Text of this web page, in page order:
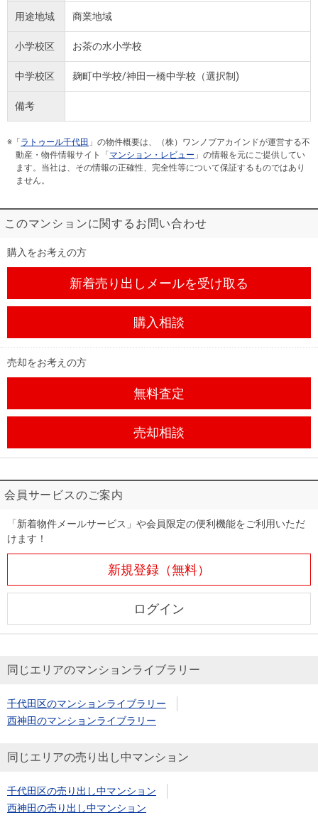
用途地域 商業地域
小学校区 お茶の水小学校
中学校区 麹町中学校/神田一橋中学校（選択制)
備考
※「 ラトゥール千代田 」の物件概要は、（株）ワンノブアカインドが運営する不
動産・物件情報サイト「 マンション・レビュー 」の情報を元にご提供してい
ます。当社は、その情報の正確性、完全性等について保証するものではあり
ません。
このマンションに関するお問い合わせ
購入をお考えの方
新着売り出しメールを受け取る
購入相談
売却をお考えの方
無料査定
売却相談
会員サービスのご案内
「新着物件メールサービス」や会員限定の便利機能をご利用いただ
けます！
新規登録（無料）
ログイン
同じエリアのマンションライブラリー
千代田区のマンションライブラリー
西神田のマンションライブラリー
同じエリアの売り出し中マンション
千代田区の売り出し中マンション
西神田の売り出し中マンション